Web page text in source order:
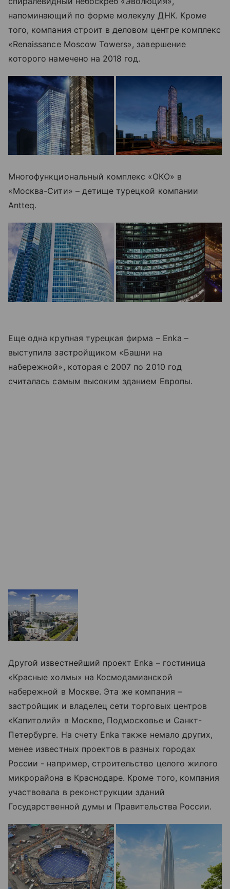
напоминающий по форме молекулу ДНК. Кроме
того, компания строит в деловом центре комплекс
«Renaissance Moscow Towers», завершение
которого намечено на 2018 год.
Многофункциональный комплекс «ОКО» в
«Москва-Сити» – детище турецкой компании
Antteq.
Еще одна крупная турецкая фирма – Enka –
выступила застройщиком «Башни на
набережной», которая с 2007 по 2010 год
считалась самым высоким зданием Европы.
Другой известнейший проект Enka – гостиница
«Красные холмы» на Космодамианской
набережной в Москве. Эта же компания –
застройщик и владелец сети торговых центров
«Капитолий» в Москве, Подмосковье и Санкт-
Петербурге. На счету Enka также немало других,
менее известных проектов в разных городах
России - например, строительство целого жилого
микрорайона в Краснодаре. Кроме того, компания
участвовала в реконструкции зданий
Государственной думы и Правительства России.